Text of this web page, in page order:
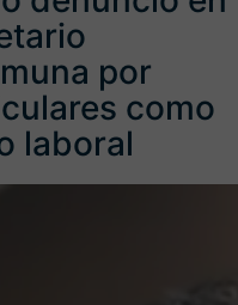
por
como
laboral